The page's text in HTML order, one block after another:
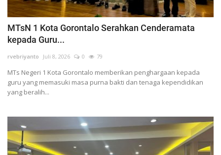
MTsN 1 Kota Gorontalo Serahkan Cenderamata
kepada Guru...
rvebriyanto Juli 8, 2026 0 79
MTs Negeri 1 Kota Gorontalo memberikan penghargaan kepada
guru yang memasuki masa purna bakti dan tenaga kependidikan
yang beralih...